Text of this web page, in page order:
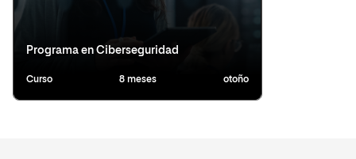
Programa en Ciberseguridad
Curso 8 meses otoño